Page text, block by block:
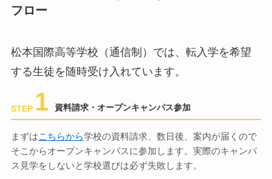
フロー
松本国際高等学校（通信制）では、転入学を希望
する生徒を随時受け入れています。
STEP 1 資料請求・オープンキャンパス参加
まずはこちらから学校の資料請求、数日後、案内が届くので
そこからオープンキャンパスに参加します。実際のキャンパ
ス見学をしないと学校選びは必ず失敗します。